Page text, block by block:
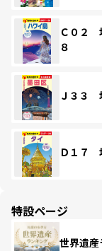
Ｃ０２
８
Ｊ３３
Ｄ１７
特設ページ
世界遺